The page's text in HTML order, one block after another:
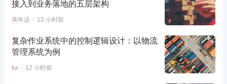
接入到业务落地的五层架构
美年达 12 小时前
复杂作业系统中的控制逻辑设计：以物流
管理系统为例
ka 12 小时前